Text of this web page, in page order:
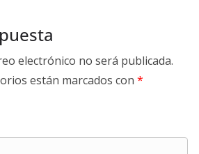
electrónico no será publicada.
están marcados con *